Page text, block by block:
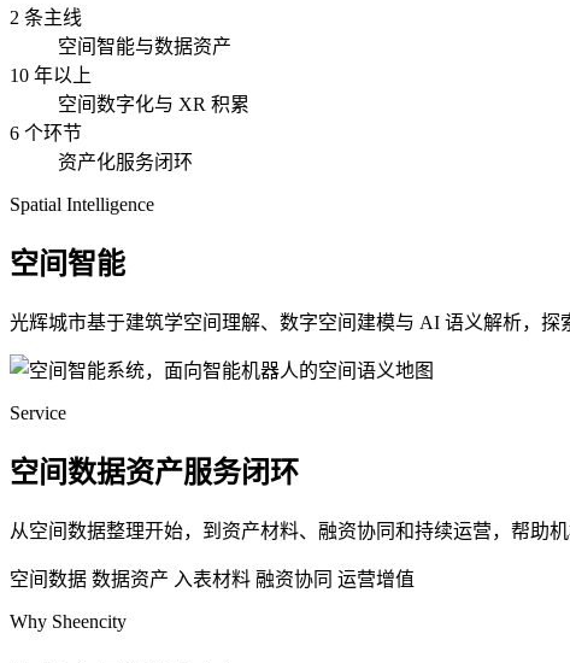
2 条主线
空间智能与数据资产
10 年以上
空间数字化与 XR 积累
6 个环节
资产化服务闭环
Spatial Intelligence
空间智能
光辉城市基于建筑学空间理解、数字空间建模与 AI 语义解析，
Service
空间数据资产服务闭环
从空间数据整理开始，到资产材料、融资协同和持续运营，帮助
空间数据 数据资产 入表材料 融资协同 运营增值
Why Sheencity